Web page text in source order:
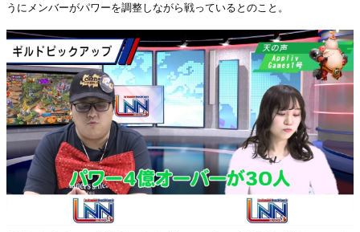
うにメンバーがパワーを調整しながら戦っているとのこと。